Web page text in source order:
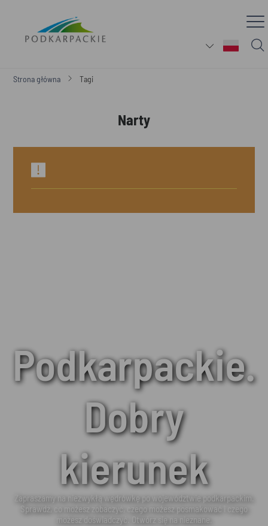
Strona główna Tagi
Narty
Podkarpackie.
Dobry
kierunek
Zapraszamy na niezwykłą wędrówkę po województwie podkarpackim.
Sprawdź, co możesz zobaczyć, czego możesz posmakować i czego
możesz doświadczyć. Otwórz się na nieznane.